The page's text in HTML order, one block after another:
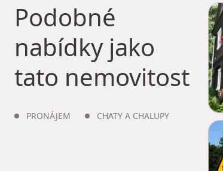
Podobné
nabídky jako
tato nemovitost
PRONÁJEM CHATY A CHALUPY